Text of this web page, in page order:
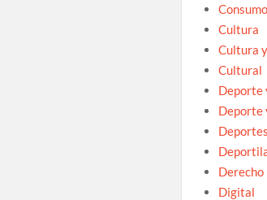
Consumo
Cultura
Cultura
Cultural
Deporte
Deporte
Deportes
Derecho
Digital